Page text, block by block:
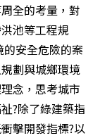
全的考量，對
池等工程規
安全危險的案
劃與城鄉環境
念，思考城市
?除了綠建築指
擊開發指標?以